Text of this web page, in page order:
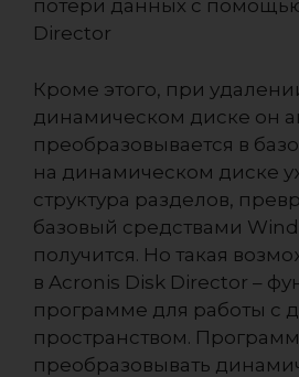
Кроме этого, при
динамическом диске он
преобразовывается в
на динамическом диске
структура разделов,
базовый средствами
получится. Но такая
в Acronis Disk Director –
программе для работы с
пространством.
преобразовывать